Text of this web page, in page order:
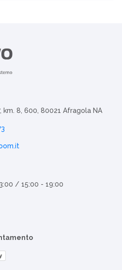
km. 8, 600, 80021 Afragola NA
/ 15:00 - 19:00